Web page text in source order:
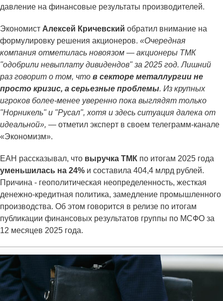
давление на финансовые результаты производителей.
Экономист Алексей Кричевский обратил внимание на
формулировку решения акционеров. «Очередная
компания отметилась новоязом — акционеры ТМК
"одобрили невыплату дивидендов" за 2025 год. Лишний
раз говорит о том, что в секторе металлургии не
просто кризис, а серьезные проблемы. Из крупных
игроков более-менее уверенно пока выглядят только
"Норникель" и "Русал", хотя и здесь ситуация далека от
идеальной», — отметил эксперт в своем телеграмм-канале
«Экономизм».
ЕАН рассказывал, что выручка ТМК по итогам 2025 года
уменьшилась на 24% и составила 404,4 млрд рублей.
Причина - геополитическая неопределенность, жесткая
денежно-кредитная политика, замедление промышленного
производства. Об этом говорится в релизе по итогам
публикации финансовых результатов группы по МСФО за
12 месяцев 2025 года.